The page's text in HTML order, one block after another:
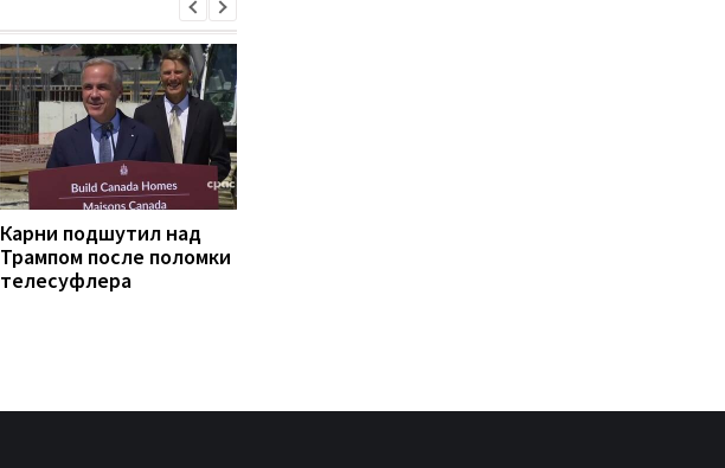
Карни подшутил над
Трампом после поломки
телесуфлера